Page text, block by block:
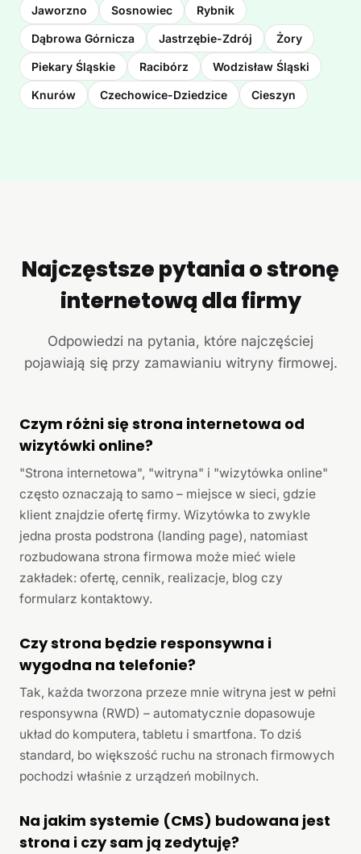
Jaworzno Sosnowiec Rybnik
Dąbrowa Górnicza Jastrzębie-Zdrój Żory
Piekary Śląskie Racibórz Wodzisław Śląski
Knurów Czechowice-Dziedzice Cieszyn
Najczęstsze pytania o stronę
internetową dla firmy
Odpowiedzi na pytania, które najczęściej
pojawiają się przy zamawianiu witryny firmowej.
Czym różni się strona internetowa od
wizytówki online?
"Strona internetowa", "witryna" i "wizytówka online"
często oznaczają to samo – miejsce w sieci, gdzie
klient znajdzie ofertę firmy. Wizytówka to zwykle
jedna prosta podstrona (landing page), natomiast
rozbudowana strona firmowa może mieć wiele
zakładek: ofertę, cennik, realizacje, blog czy
formularz kontaktowy.
Czy strona będzie responsywna i
wygodna na telefonie?
Tak, każda tworzona przeze mnie witryna jest w pełni
responsywna (RWD) – automatycznie dopasowuje
układ do komputera, tabletu i smartfona. To dziś
standard, bo większość ruchu na stronach firmowych
pochodzi właśnie z urządzeń mobilnych.
Na jakim systemie (CMS) budowana jest
strona i czy sam ją zedytuję?